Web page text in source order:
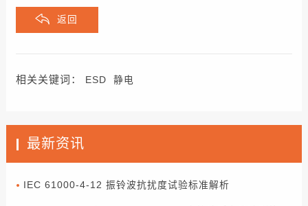
返回
相关关键词： ESD 静电
最新资讯
IEC 61000-4-12 振铃波抗扰度试验标准解析